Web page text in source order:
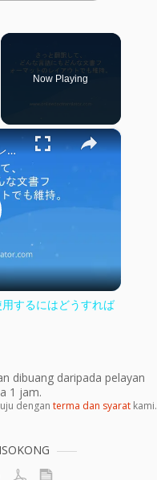
Now Playing
×
ドキュメントトランスレータを使用するにはどうすればよいですか？
するにはどうすれば
dibuang daripada pelayan
1 jam.
dengan terma dan syarat kami.